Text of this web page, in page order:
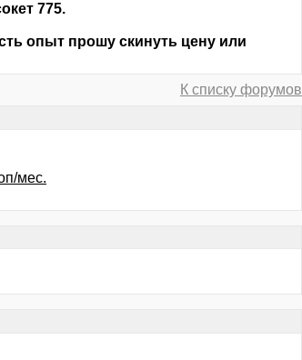
775.
опыт прошу скинуть цену или
К списку форумов
мес.